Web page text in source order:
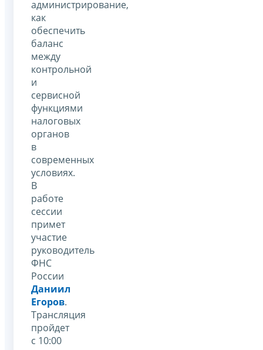
администрирование,
как
обеспечить
баланс
между
контрольной
и
сервисной
функциями
налоговых
органов
в
современных
условиях.
В
работе
сессии
примет
участие
руководитель
ФНС
России
Даниил
Егоров.
Трансляция
пройдет
с 10:00